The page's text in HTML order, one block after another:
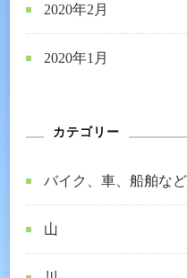
2020年2月
2020年1月
カテゴリー
バイク、車、船舶など
山